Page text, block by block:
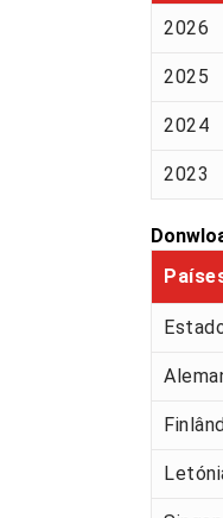
2026
2025
2024
2023